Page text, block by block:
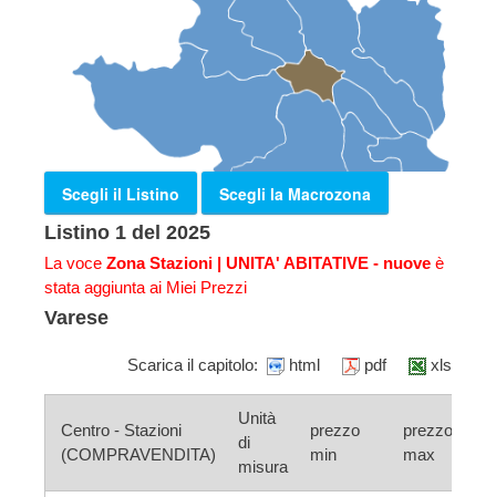
Scegli il Listino
Scegli la Macrozona
Listino 1 del 2025
La voce Zona Stazioni | UNITA' ABITATIVE - nuove è
stata aggiunta ai Miei Prezzi
Varese
Scarica il capitolo: html pdf xls
Centro - Stazioni
(COMPRAVENDITA)
Unità
di
misura
prezzo
min
prezzo
max